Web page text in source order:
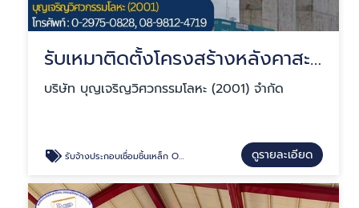
รับเหมาติดตั้งโครงสร้างหลังคาสะพานลอย
บริษัท บุญเจริญวิศวกรรมโลหะ (2001) จำกัด
รับจ้างประกอบเชื่อมชิ้นเหล็ก OEM ดูรายละเอียด